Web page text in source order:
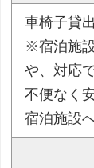
車椅子貸
※宿泊施
や、対応
不便なく
宿泊施設